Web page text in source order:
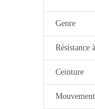
Genre
Résistance
Ceinture
Mouvement